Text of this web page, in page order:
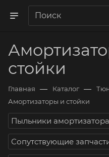
стойки
Главная — Каталог —
Амортизаторы и стойки
Пыльники амортизатора
Сопутствующие